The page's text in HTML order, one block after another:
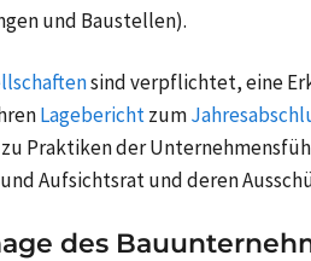
und Baustellen).
sind verpflichtet, eine
Lageberichtzum
Praktiken der
Aufsichtsrat und deren
des